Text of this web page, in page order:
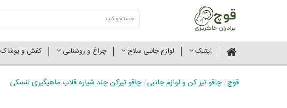
اپتیک لوازم جانبی سلاح چراغ و روشنایی کفش و پوشاک
قوچ/چاقو تیز کن و لوازم جانبی/چاقو تیزکن چند شیاره قلاب ماهیگیری لنسکی